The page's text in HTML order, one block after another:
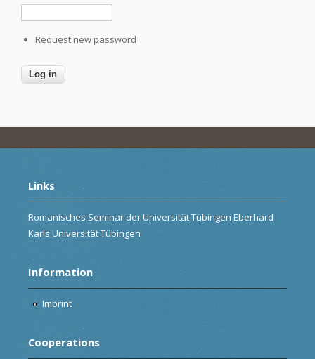
Request new password
Links
Romanisches Seminar der Universität Tübingen Eberhard
Karls Universität Tübingen
Information
Imprint
Cooperations